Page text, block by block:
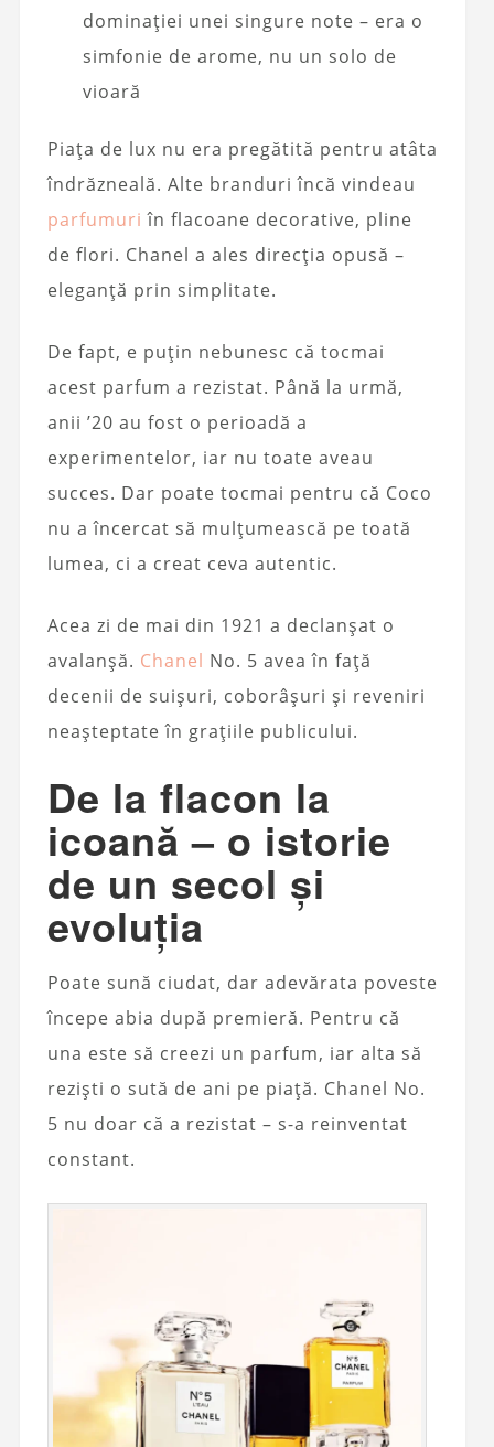
dominației unei singure note – era o
simfonie de arome, nu un solo de
vioară
Piața de lux nu era pregătită pentru atâta
îndrăzneală. Alte branduri încă vindeau
parfumuri în flacoane decorative, pline
de flori. Chanel a ales direcția opusă –
eleganță prin simplitate.
De fapt, e puțin nebunesc că tocmai
acest parfum a rezistat. Până la urmă,
anii ’20 au fost o perioadă a
experimentelor, iar nu toate aveau
succes. Dar poate tocmai pentru că Coco
nu a încercat să mulțumească pe toată
lumea, ci a creat ceva autentic.
Acea zi de mai din 1921 a declanșat o
avalanșă. Chanel No. 5 avea în față
decenii de suișuri, coborâșuri și reveniri
neașteptate în grațiile publicului.
De la flacon la
icoană – o istorie
de un secol și
evoluția
Poate sună ciudat, dar adevărata poveste
începe abia după premieră. Pentru că
una este să creezi un parfum, iar alta să
reziști o sută de ani pe piață. Chanel No.
5 nu doar că a rezistat – s-a reinventat
constant.